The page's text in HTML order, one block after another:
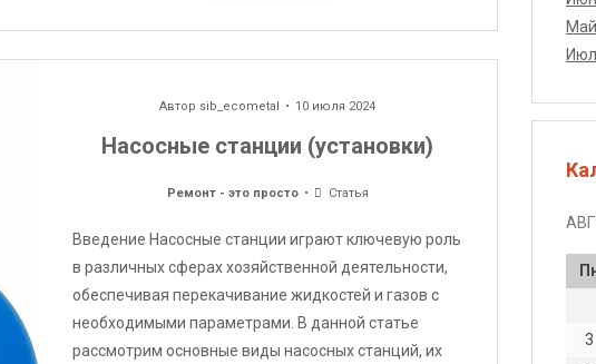
Автор sib_ecometal 10 июля 2024
Насосные станции (установки)
Ремонт - это просто Статья
Введение Насосные станции играют ключевую роль
в различных сферах хозяйственной деятельности,
обеспечивая перекачивание жидкостей и газов с
необходимыми параметрами. В данной статье
рассмотрим основные виды насосных станций, их
3